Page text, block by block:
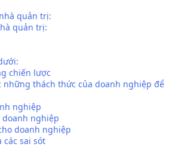
quản trị:
quản trị:
chiến lược
thách thức của doanh nghiệp để
nghiệp
nghiệp
doanh nghiệp
sai sót